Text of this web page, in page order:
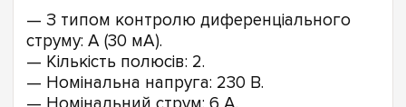
— З типом контролю диференціального
струму: A (30 мА).
— Кількість полюсів: 2.
— Номінальна напруга: 230 В.